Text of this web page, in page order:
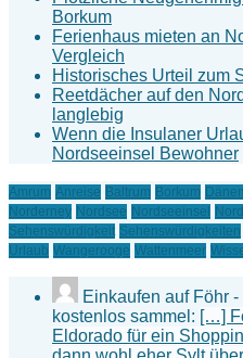
Borkum
Ferienhaus mieten an
Vergleich
Historisches Urteil zum
Reetdächer auf den
langlebig
Wenn die Insulaner
Nordseeinsel Bewohner
Amrum Anreise Baltrum Borkum
Norderney Nordsee Nordseeinsel
Sehenswürdigkeit Sehenswürdigkeiten
Urlaub Wangerooge Wattenmeer
Einkaufen auf Föhr
kostenlos sammel: […]
Eldorado für ein